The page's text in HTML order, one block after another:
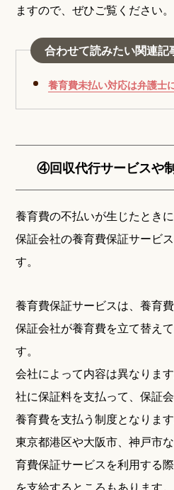
ますので、ぜひご覧ください。
合わせて読みたい関連記
養育費未払い対応は弁護士
④回収代行サービスや
養育費の不払いが生じたとき
保証会社の養育費保証サービ
す。
養育費保証サービスは、養育
保証会社が養育費を立て替え
す。
会社によって内容は異なりま
社に保証料を支払って、保証
養育費を支払う制度となります
東京都港区や大阪市、神戸市
育費保証サービスを利用する
を支給するところもあります。